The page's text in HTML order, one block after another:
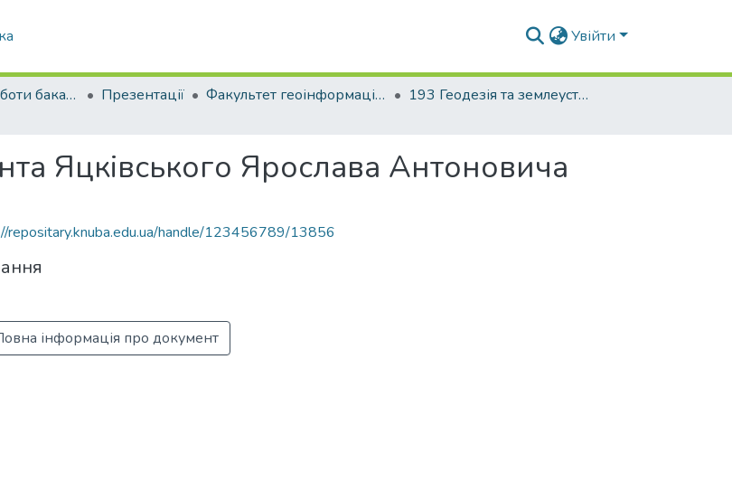
Увійти
Атестаційні роботи бакалаврів Презентації Факультет геоінформаційних систем та управління територіями
193 Геодезія та землеустрій. Геоінформаційні системи і технології
Яцківського Ярослава Антоновича
repositary.knuba.edu.ua/handle/123456789/13856
інформація про документ